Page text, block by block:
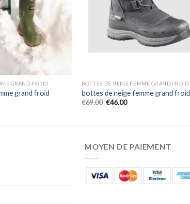
GRAND FROID
grand froid
BOTTES DE NEIGE FEMME GRAND FROID
bottes de neige femme grand froid
€69.00 €46.00
MOYEN DE PAIEMENT